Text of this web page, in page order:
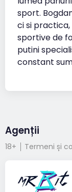
sport.
ci si
sportive de
putini
constant
Agenții
18+ Termeni și